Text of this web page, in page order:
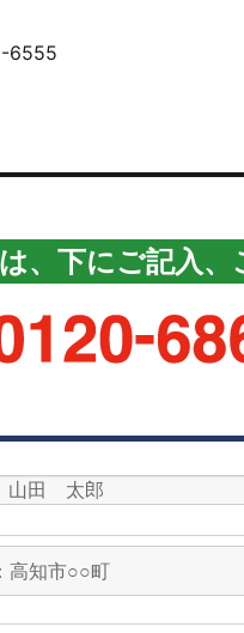
6555
、下にご記入、